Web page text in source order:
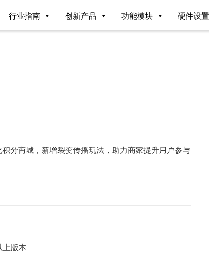
行业指南 创新产品 功能模块 硬件设置
分商城，新增裂变传播玩法，助力商家提升用户参与
上版本